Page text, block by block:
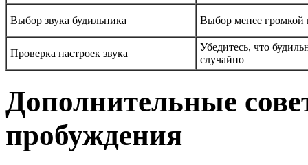
Выбор звука будильника Выбор менее громкой
Проверка настроек звука
Убедитесь, что
случайно
Дополнительные
пробуждения